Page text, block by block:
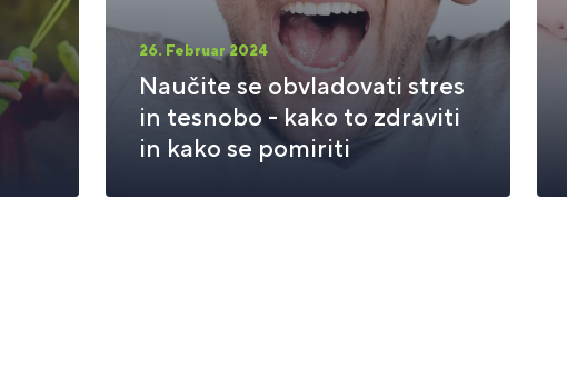
26. Februar 2024
Naučite se obvladovati stres
in tesnobo - kako to zdraviti
in kako se pomiriti